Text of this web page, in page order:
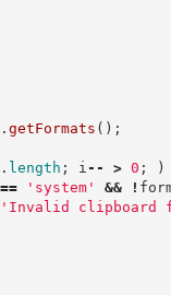
. getFormats ( ) ;
. length ; i -- > 0 ;
)
' system' && !
' Invalid clipboard